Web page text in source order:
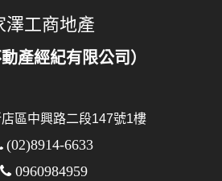
澤工商地產
動產經紀有限公司）
區中興路二段147號1樓
(02)8914-6633
0960984959